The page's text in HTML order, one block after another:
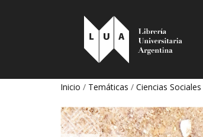
Inicio / Temáticas / Ciencias Sociales